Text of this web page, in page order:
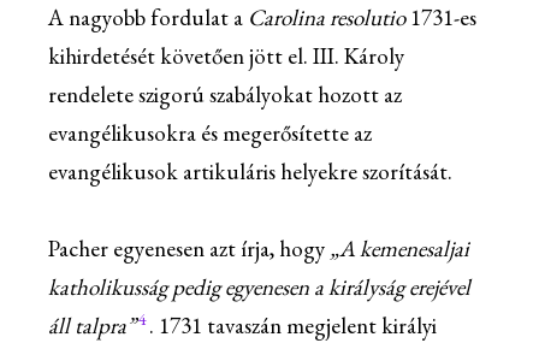
A nagyobb fordulat a Carolina resolutio1731-es
kihirdetését követően jött el. III. Károly
rendelete szigorú szabályokat hozott az
evangélikusokra és megerősítette az
evangélikusok artikuláris helyekre szorítását.
Pacher egyenesen azt írja, hogy „A kemenesaljai
katholikusság pedig egyenesen a királyság erejével
áll talpra”4. 1731 tavaszán megjelent királyi